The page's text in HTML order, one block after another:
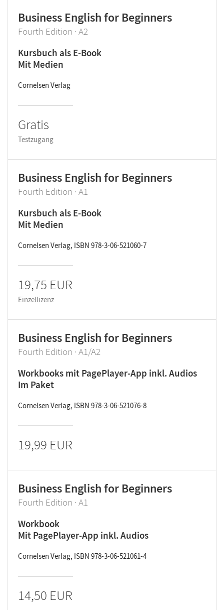
Business English for Beginners
Fourth Edition · A2
Kursbuch als E-Book
Mit Medien
Cornelsen Verlag
Gratis
Testzugang
Business English for Beginners
Fourth Edition · A1
Kursbuch als E-Book
Mit Medien
Cornelsen Verlag, ISBN 978-3-06-521060-7
19,75 EUR
Einzellizenz
Business English for Beginners
Fourth Edition · A1/A2
Workbooks mit PagePlayer-App inkl. Audios
Im Paket
Cornelsen Verlag, ISBN 978-3-06-521076-8
19,99 EUR
Business English for Beginners
Fourth Edition · A1
Workbook
Mit PagePlayer-App inkl. Audios
Cornelsen Verlag, ISBN 978-3-06-521061-4
14,50 EUR